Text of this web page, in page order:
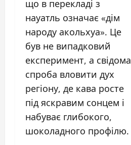
що в перекладі з
науатль означає «дім
народу акольхуа». Це
був не випадковий
експеримент, а свідома
спроба вловити дух
регіону, де кава росте
під яскравим сонцем і
набуває глибокого,
шоколадного профілю.